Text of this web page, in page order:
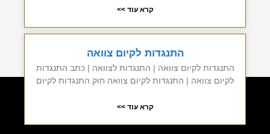
קרא עוד >>
התנגדות לקיום צוואה
התנגדות לקיום צוואה | התנגדות לצוואה | כתב התנגדות
לקיום צוואה | התנגדות לקיום צוואה חוק התנגדות לקיום
קרא עוד >>